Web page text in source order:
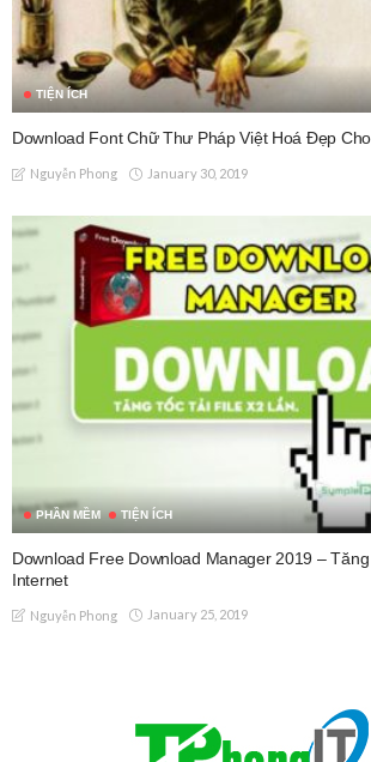
TIỆN ÍCH
Download Font Chữ Thư Pháp Việt Hoá Đẹp
Nguyễn Phong January 30, 2019
PHẦN MỀM TIỆN ÍCH
Download Free Download Manager 2019 –
Internet
Nguyễn Phong January 25, 2019